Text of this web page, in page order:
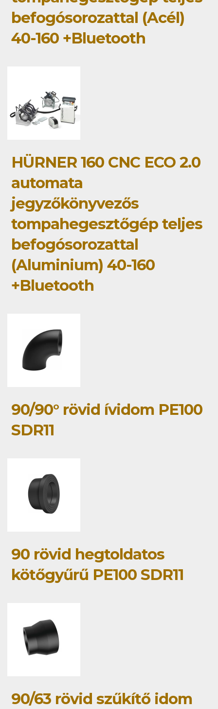
befogósorozattal (Acél)
40-160 +Bluetooth
HÜRNER 160 CNC ECO 2.0
automata
jegyzőkönyvezős
tompahegesztőgép teljes
befogósorozattal
(Aluminium) 40-160
+Bluetooth
90/90° rövid ívidom PE100
SDR11
90 rövid hegtoldatos
kötőgyűrű PE100 SDR11
90/63 rövid szűkítő idom